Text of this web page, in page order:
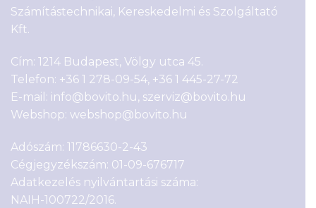
Számítástechnikai, Kereskedelmi és Szolgáltató
Kft.
Cím: 1214 Budapest, Völgy utca 45.
Telefon: +36 1 278-09-54, +36 1 445-27-72
E-mail: info@bovito.hu, szerviz@bovito.hu
Webshop: webshop@bovito.hu
Adószám: 11786630-2-43
Cégjegyzékszám: 01-09-676717
Adatkezelés nyilvántartási száma:
NAIH-100722/2016.